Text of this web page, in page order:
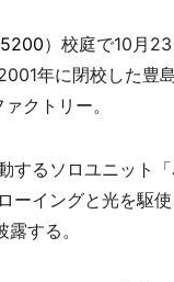
）校庭で10月
年に閉校した豊
クトリー。
るソロユニット
ーイングと光を駆
する。